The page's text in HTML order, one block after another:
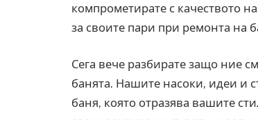
компрометирате с качеството
за своите пари при ремонта на
Сега вече разбирате защо ние
банята. Нашите насоки, идеи и
баня, която отразява вашите